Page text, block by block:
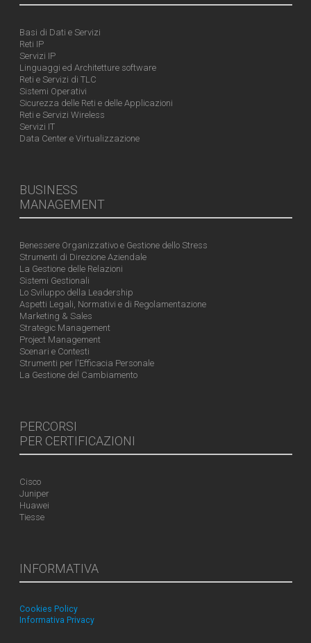
Basi di Dati e Servizi
Reti IP
Servizi IP
Linguaggi ed Architetture software
Reti e Servizi di TLC
Sistemi Operativi
Sicurezza delle Reti e delle Applicazioni
Reti e Servizi Wireless
Servizi IT
Data Center e Virtualizzazione
BUSINESS
MANAGEMENT
Benessere Organizzativo e Gestione dello Stress
Strumenti di Direzione Aziendale
La Gestione delle Relazioni
Sistemi Gestionali
Lo Sviluppo della Leadership
Aspetti Legali, Normativi e di Regolamentazione
Marketing & Sales
Strategic Management
Project Management
Scenari e Contesti
Strumenti per l'Efficacia Personale
La Gestione del Cambiamento
PERCORSI
PER CERTIFICAZIONI
Cisco
Juniper
Huawei
Tiesse
INFORMATIVA
Cookies Policy
Informativa Privacy